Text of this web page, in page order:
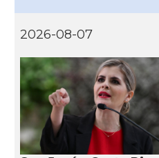
2026-08-07